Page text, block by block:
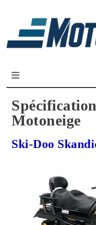
Motoneige
Ski-Doo